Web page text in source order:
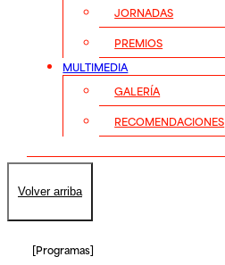
JORNADAS
PREMIOS
MULTIMEDIA
GALERÍA
RECOMENDACIONES
Volver arriba
[Programas]